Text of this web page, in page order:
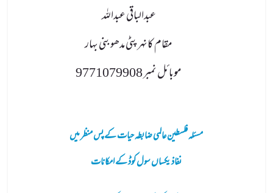
عبدالباقی عبداللہ
مقام کانہر پٹی مدھوبنی بہار
موبائل نمبر 9771079908
مسئلہ فلسطین عالمی ضابطہ حیات کے پس منظر میں
نفاذ یکساں سول کوڈ کے امکانات